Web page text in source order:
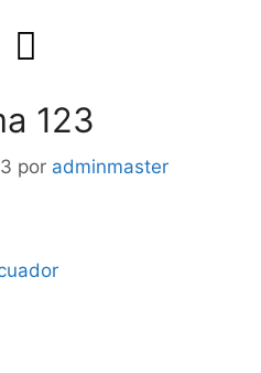
123
por adminmaster